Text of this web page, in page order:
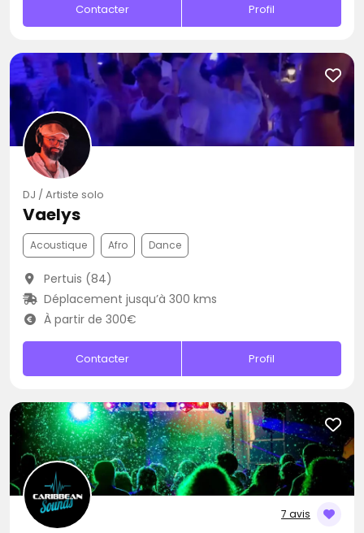
Contacter Profil
DJ / Artiste solo
Vaelys
Acoustique Afro Dance
Pertuis (84)
Déplacement jusqu’à 300 kms
À partir de 300€
Contacter Profil
7 avis